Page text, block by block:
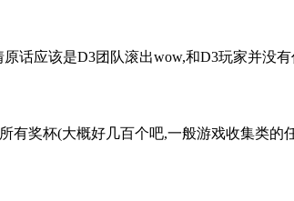
话应该是D3团队滚出wow,和D3玩家并没
奖杯(大概好几百个吧,一般游戏收集类的